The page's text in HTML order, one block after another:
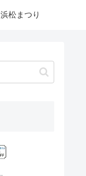
浜松まつり